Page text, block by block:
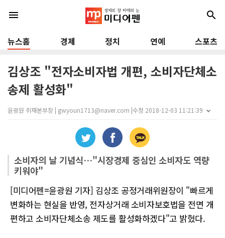
menu search
뉴스홈 경제 정치 연예 스포츠
김상조 "전자소비자법 개편, 소비자단체소
송제 활성화"
윤광원 취재본부장 | gwyoun1713@naver.com |수정 2018-12-03 11:21:39
소비자의 날 기념식…"시장경제 중심인 소비자도 역량
키워야"
[미디어펜=윤광원 기자] 김상조 공정거래위원장이 "빠르게
변화하는 현실을 반영, 전자상거래 소비자보호법을 전면 개
편하고 소비자단체소송 제도를 활성화하겠다"고 밝혔다.